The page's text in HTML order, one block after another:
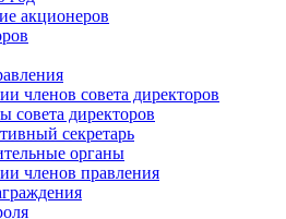
акционеров
членов совета директоров
совета директоров
секретарь
органы
членов правления